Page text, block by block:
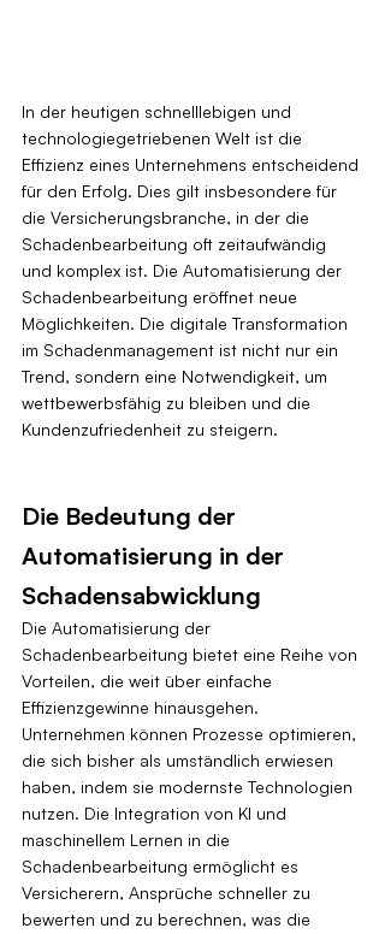
In der heutigen schnelllebigen und
technologiegetriebenen Welt ist die
Effizienz eines Unternehmens entscheidend
für den Erfolg. Dies gilt insbesondere für
die Versicherungsbranche, in der die
Schadenbearbeitung oft zeitaufwändig
und komplex ist. Die Automatisierung der
Schadenbearbeitung eröffnet neue
Möglichkeiten. Die digitale Transformation
im Schadenmanagement ist nicht nur ein
Trend, sondern eine Notwendigkeit, um
wettbewerbsfähig zu bleiben und die
Kundenzufriedenheit zu steigern.
Die Bedeutung der
Automatisierung in der
Schadensabwicklung
Die Automatisierung der
Schadenbearbeitung bietet eine Reihe von
Vorteilen, die weit über einfache
Effizienzgewinne hinausgehen.
Unternehmen können Prozesse optimieren,
die sich bisher als umständlich erwiesen
haben, indem sie modernste Technologien
nutzen. Die Integration von KI und
maschinellem Lernen in die
Schadenbearbeitung ermöglicht es
Versicherern, Ansprüche schneller zu
bewerten und zu berechnen, was die